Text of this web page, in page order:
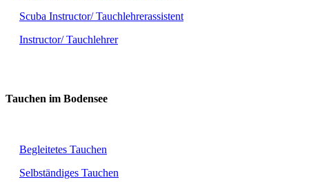
Scuba Instructor/ Tauchlehrerassistent
Instructor/ Tauchlehrer
Tauchen im Bodensee
Begleitetes Tauchen
Selbständiges Tauchen